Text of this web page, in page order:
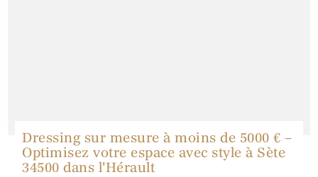
Dressing sur mesure à moins de 5000 € –
Optimisez votre espace avec style à Sète
34500 dans l'Hérault